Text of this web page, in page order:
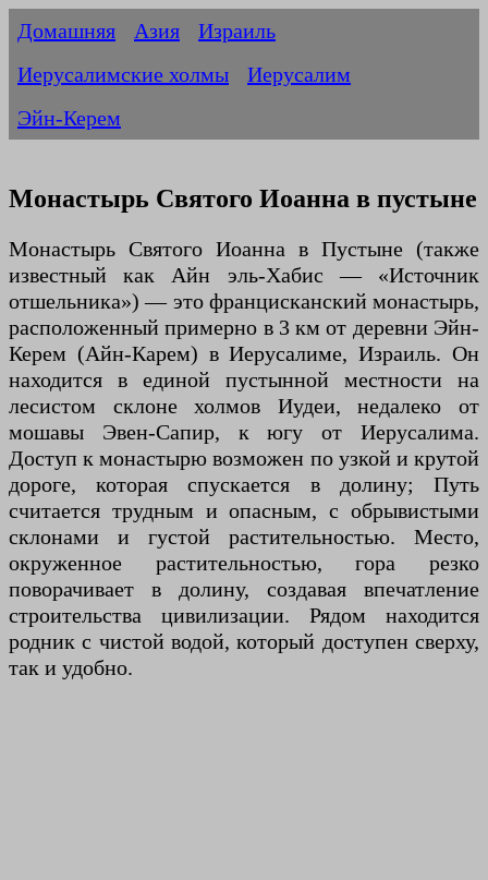
Домашняя Азия
Израиль
Иерусалимские холмы
Иерусалим
Эйн-Керем
Монастырь Святого Иоанна в пустыне
Монастырь Святого Иоанна в Пустыне (также
известный как Айн эль-Хабис — «Источник
отшельника») — это францисканский монастырь,
расположенный примерно в 3 км от деревни Эйн-
Керем (Айн-Карем) в Иерусалиме, Израиль. Он
находится в единой пустынной местности на
лесистом склоне холмов Иудеи, недалеко от
мошавы Эвен-Сапир, к югу от Иерусалима.
Доступ к монастырю возможен по узкой и крутой
дороге, которая спускается в долину; Путь
считается трудным и опасным, с обрывистыми
склонами и густой растительностью. Место,
окруженное растительностью, гора резко
поворачивает в долину, создавая впечатление
строительства цивилизации. Рядом находится
родник с чистой водой, который доступен сверху,
так и удобно.